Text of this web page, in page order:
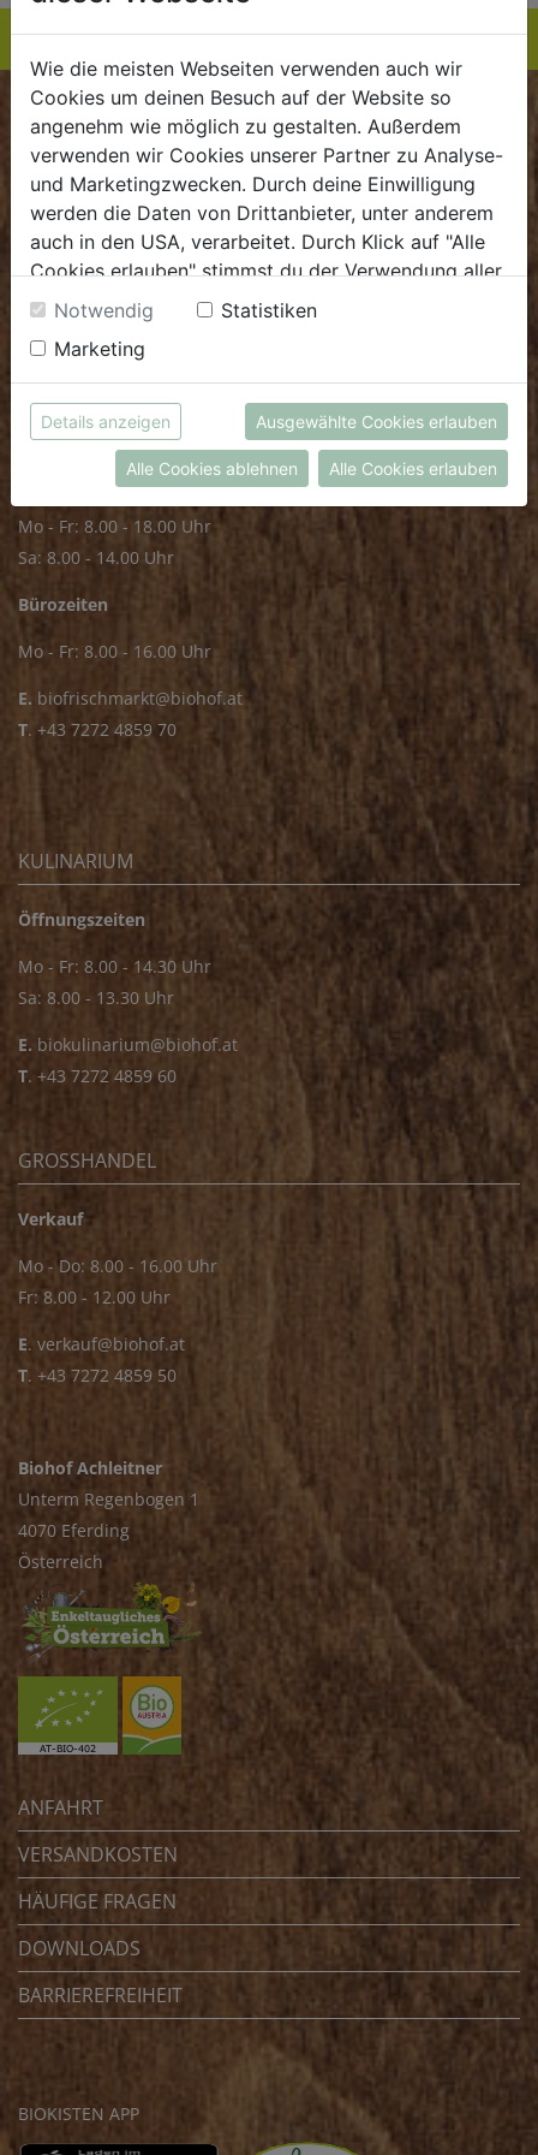
BIOKISTE
Kundenservice
Mo - Do: 8.00 - 16.00 Uhr
Fr: 8.00 - 15.00 Uhr
.dieBiokiste@biohof.at
.+43 7272 2597
FRISCHMARKT
Öffnungszeiten
Mo - Fr: 8.00 - 18.00 Uhr
Sa: 8.00 - 14.00 Uhr
Bürozeiten
Mo - Fr: 8.00 - 16.00 Uhr
E. biofrischmarkt@biohof.at
T. +43 7272 4859 70
KULINARIUM
Öffnungszeiten
Mo - Fr: 8.00 - 14.30 Uhr
Sa: 8.00 - 13.30 Uhr
E. biokulinarium@biohof.at
T. +43 7272 4859 60
GROSSHANDEL
Verkauf
Mo - Do: 8.00 - 16.00 Uhr
Fr: 8.00 - 12.00 Uhr
E. verkauf@biohof.at
T. +43 7272 4859 50
Biohof Achleitner
Unterm Regenbogen 1
4070 Eferding
Österreich
ANFAHRT
VERSANDKOSTEN
HÄUFIGE FRAGEN
DOWNLOADS
BARRIEREFREIHEIT
BIOKISTEN APP
Wie die meisten Webseiten verwenden auch wir
Cookies um deinen Besuch auf der Website so
angenehm wie möglich zu gestalten. Außerdem
verwenden wir Cookies unserer Partner zu Analyse-
und Marketingzwecken. Durch deine Einwilligung
werden die Daten von Drittanbieter, unter anderem
auch in den USA, verarbeitet. Durch Klick auf "Alle
Cookies erlauben" stimmst du der Verwendung aller
Cookies zu. Unter "Details anzeigen" findest du alle
Infos zu den unterschiedlichen Cookies, du kannst
auch entscheiden, welche Cookies du erlauben
möchtest.
Weitere Informationen findest du in unserer
Datenschutzerklärung
bzw. imImpressum
Notwendig
Statistiken
Marketing
Details anzeigen Ausgewählte Cookies erlauben
Alle Cookies ablehnen Alle Cookies erlauben